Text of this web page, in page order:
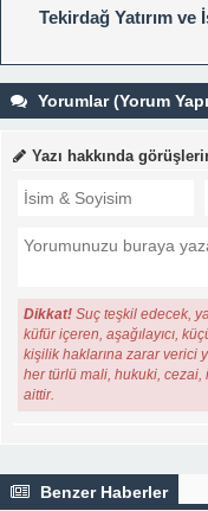
Tekirdağ Yatırım
Yorumlar (Yorum
Yazı hakkında
Dikkat! Suç teşkil edecek,
küfür içeren, aşağılayıcı,
kişilik haklarına zarar verici
her türlü mali, hukuki,
aittir.
Benzer Haberler